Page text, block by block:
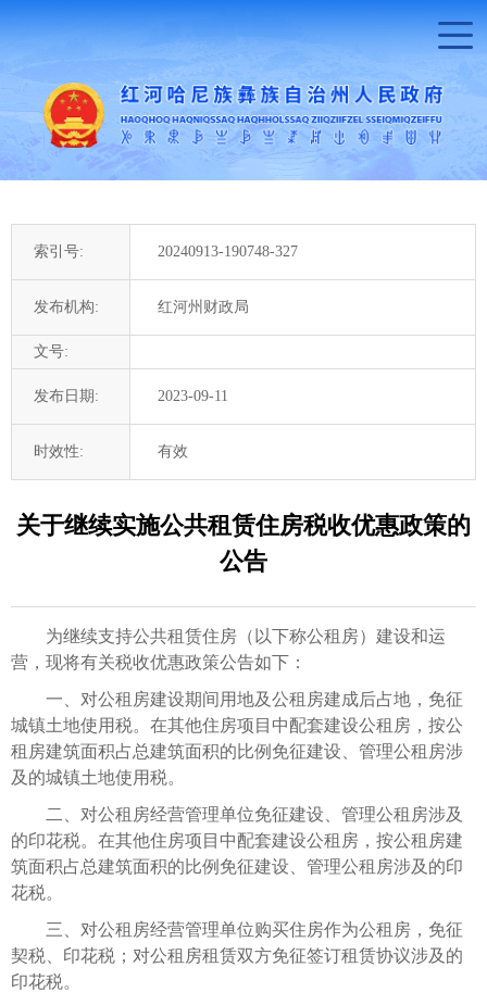
索引号: 20240913-190748-327
发布机构: 红河州财政局
文号:
发布日期: 2023-09-11
时效性: 有效
关于继续实施公共租赁住房税收优惠政策的
公告
为继续支持公共租赁住房（以下称公租房）建设和运
营，现将有关税收优惠政策公告如下：
一、对公租房建设期间用地及公租房建成后占地，免征
城镇土地使用税。在其他住房项目中配套建设公租房，按公
租房建筑面积占总建筑面积的比例免征建设、管理公租房涉
及的城镇土地使用税。
二、对公租房经营管理单位免征建设、管理公租房涉及
的印花税。在其他住房项目中配套建设公租房，按公租房建
筑面积占总建筑面积的比例免征建设、管理公租房涉及的印
花税。
三、对公租房经营管理单位购买住房作为公租房，免征
契税、印花税；对公租房租赁双方免征签订租赁协议涉及的
印花税。